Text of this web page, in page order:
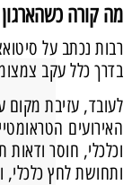
מה קורה
רבות נכתב על
בדרך כלל עקב
לעובד, עזיבת מקום
האירועים
וכלכלי, חוסר
ותחושת לחץ